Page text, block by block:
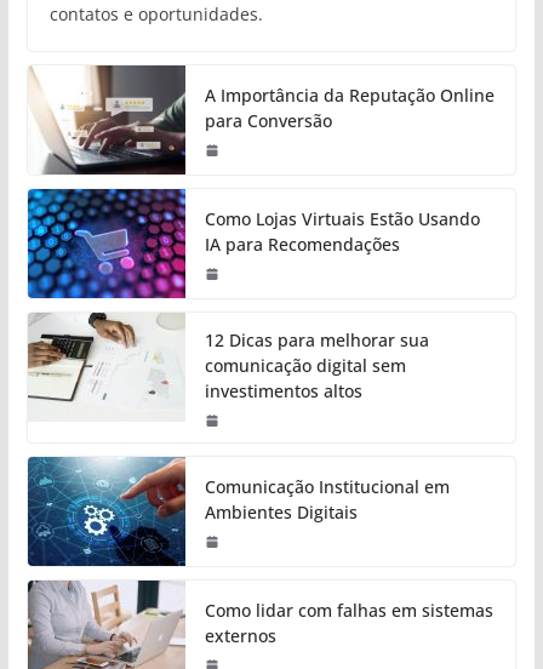
contatos e oportunidades.
A Importância da Reputação Online
para Conversão
Como Lojas Virtuais Estão Usando
IA para Recomendações
12 Dicas para melhorar sua
comunicação digital sem
investimentos altos
Comunicação Institucional em
Ambientes Digitais
Como lidar com falhas em sistemas
externos